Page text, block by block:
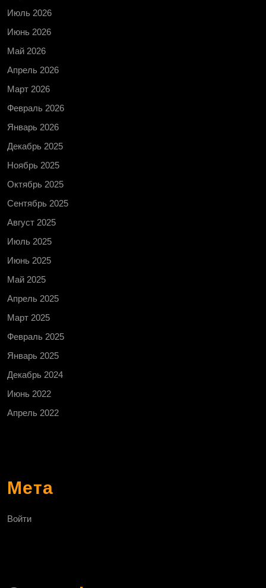
Июль 2026
Июнь 2026
Май 2026
Апрель 2026
Март 2026
Февраль 2026
Январь 2026
Декабрь 2025
Ноябрь 2025
Октябрь 2025
Сентябрь 2025
Август 2025
Июль 2025
Июнь 2025
Май 2025
Апрель 2025
Март 2025
Февраль 2025
Январь 2025
Декабрь 2024
Июнь 2022
Апрель 2022
Мета
Войти